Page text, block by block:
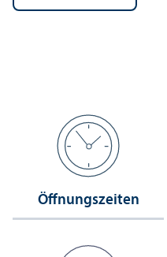
Öffnungs­zeiten